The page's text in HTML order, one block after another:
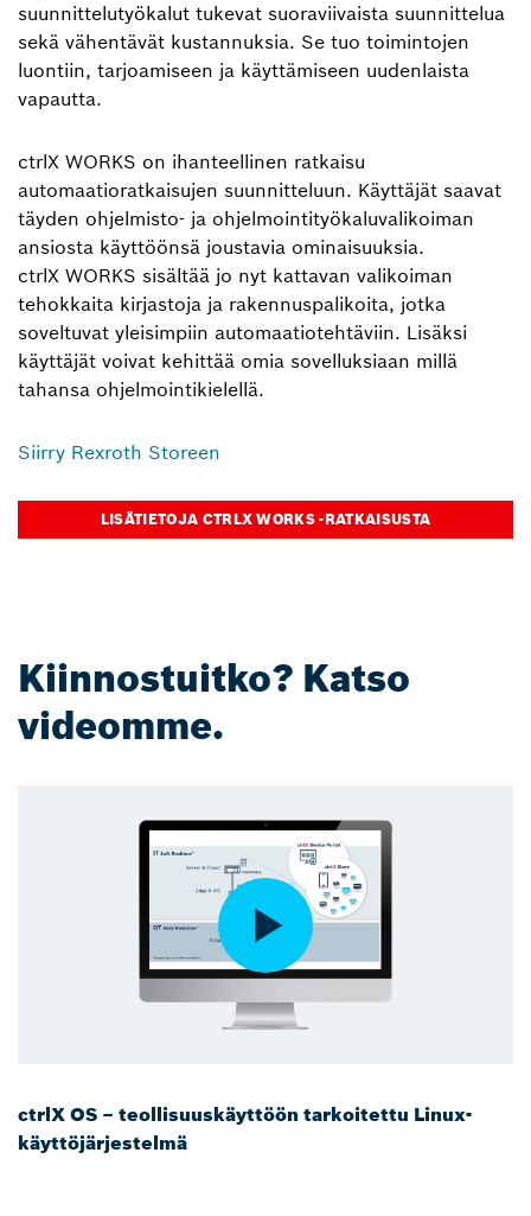
suunnittelutyökalut tukevat suoraviivaista suunnittelua
sekä vähentävät kustannuksia. Se tuo toimintojen
luontiin, tarjoamiseen ja käyttämiseen uudenlaista
vapautta.
ctrlX WORKS on ihanteellinen ratkaisu
automaatioratkaisujen suunnitteluun. Käyttäjät saavat
täyden ohjelmisto- ja ohjelmointityökaluvalikoiman
ansiosta käyttöönsä joustavia ominaisuuksia.
ctrlX WORKS sisältää jo nyt kattavan valikoiman
tehokkaita kirjastoja ja rakennuspalikoita, jotka
soveltuvat yleisimpiin automaatiotehtäviin. Lisäksi
käyttäjät voivat kehittää omia sovelluksiaan millä
tahansa ohjelmointikielellä.
Siirry Rexroth Storeen
LISÄTIETOJA CTRLX WORKS ‑RATKAISUSTA
Kiinnostuitko? Katso
videomme.
ctrlX OS – teollisuuskäyttöön tarkoitettu Linux-
käyttöjärjestelmä